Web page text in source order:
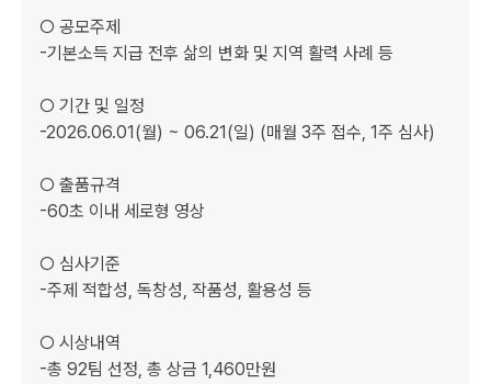
○ 공모주제
-기본소득 지급 전후 삶의 변화 및 지역 활력 사례 등
○ 기간 및 일정
-2026.06.01(월) ~ 06.21(일) (매월 3주 접수, 1주 심사)
○ 출품규격
-60초 이내 세로형 영상
○ 심사기준
-주제 적합성, 독창성, 작품성, 활용성 등
○ 시상내역
-총 92팀 선정, 총 상금 1,460만원